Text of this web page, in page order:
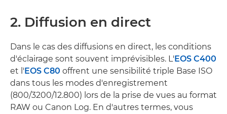
2. Diffusion en direct
Dans le cas des diffusions en direct, les conditions
d'éclairage sont souvent imprévisibles. L' EOS C400
et l' EOS C80 offrent une sensibilité triple Base ISO
dans tous les modes d'enregistrement
(800/3200/12.800) lors de la prise de vues au format
RAW ou Canon Log. En d'autres termes, vous